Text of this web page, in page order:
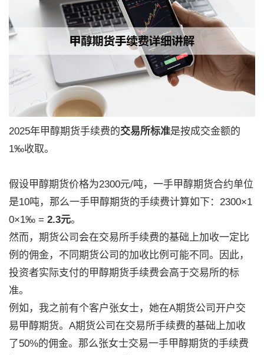
2025年甲醇期货手续费的交易所标准是按成交金额的
1‰收取。
假设甲醇期货价格为2300元/吨，一手甲醇期货合约单位
是10吨，那么一手甲醇期货的手续费计算如下：2300×1
0×1‰ = 2.3元。
然而，期货公司会在交易所手续费的基础上加收一定比
例的佣金，不同期货公司的加收比例可能不同。因此，
投资者实际支付的甲醇期货手续费会高于交易所的标
准。
例如，我之前有个客户张女士，她在A期货公司开户交
易甲醇期货。A期货公司在交易所手续费的基础上加收
了50%的佣金。那么张女士交易一手甲醇期货的手续费